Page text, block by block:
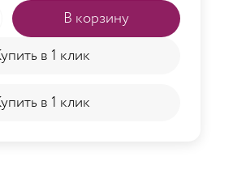
В корзину
в 1 клик
в 1 клик